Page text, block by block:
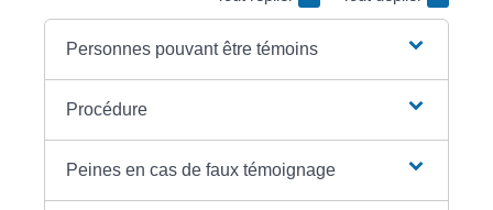
Personnes pouvant être témoins
Procédure
Peines en cas de faux témoignage